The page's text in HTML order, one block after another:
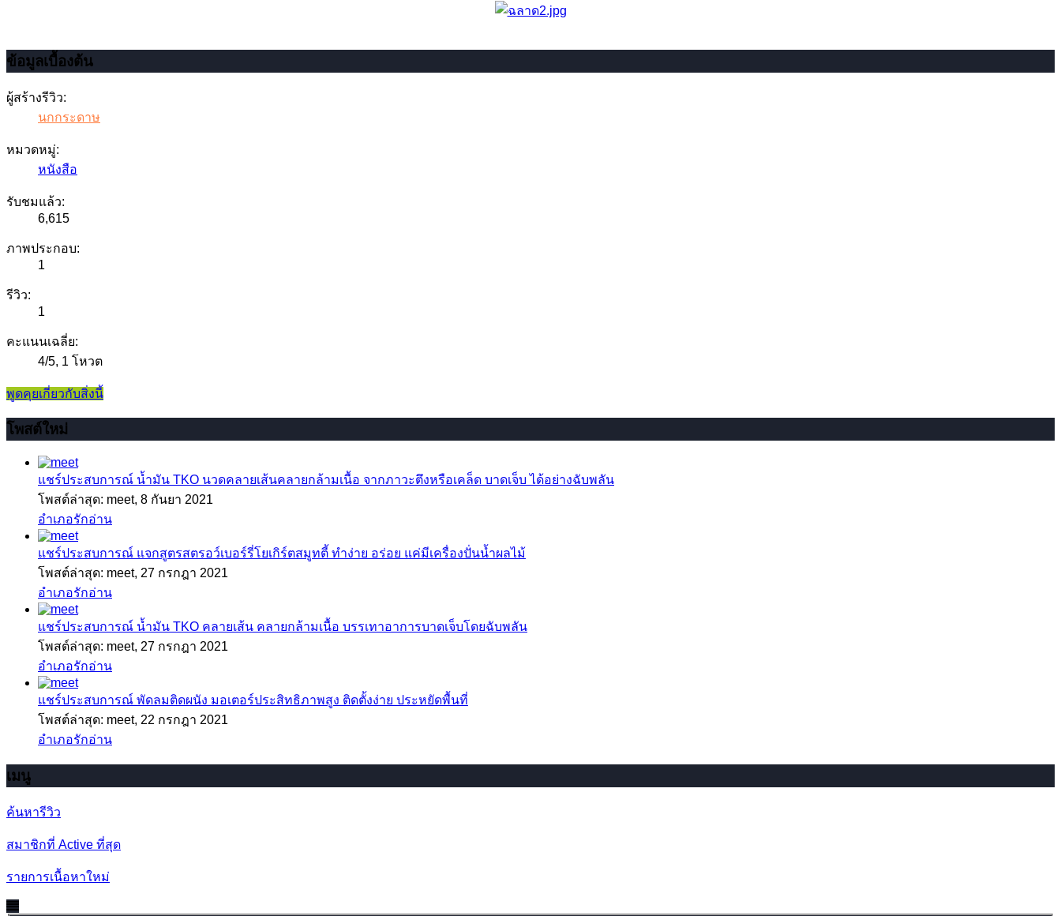
ข้อมูลเบื้องต้น
ผู้สร้างรีวิว:
นกกระดาษ
หมวดหมู่:
หนังสือ
รับชมแล้ว:
6,615
ภาพประกอบ:
1
รีวิว:
1
คะแนนเฉลี่ย:
4/5, 1 โหวต
พูดคุยเกี่ยวกับสิ่งนี้
โพสต์ใหม่
แชร์ประสบการณ์ น้ำมัน TKO นวดคลายเส้นคลายกล้ามเนื้อ จากภาวะตึงหรือเคล็ด บาดเจ็บ ได้อย่างฉับพลัน
โพสต์ล่าสุด: meet, 8 กันยา 2021
อำเภอรักอ่าน
แชร์ประสบการณ์ แจกสูตรสตรอว์เบอร์รี่โยเกิร์ตสมูทตี้ ทำง่าย อร่อย แค่มีเครื่องปั่นน้ำผลไม้
โพสต์ล่าสุด: meet, 27 กรกฎา 2021
อำเภอรักอ่าน
แชร์ประสบการณ์ น้ำมัน TKO คลายเส้น คลายกล้ามเนื้อ บรรเทาอาการบาดเจ็บโดยฉับพลัน
โพสต์ล่าสุด: meet, 27 กรกฎา 2021
อำเภอรักอ่าน
แชร์ประสบการณ์ พัดลมติดผนัง มอเตอร์ประสิทธิภาพสูง ติดตั้งง่าย ประหยัดพื้นที่
โพสต์ล่าสุด: meet, 22 กรกฎา 2021
อำเภอรักอ่าน
เมนู
ค้นหารีวิว
สมาชิกที่ Active ที่สุด
รายการเนื้อหาใหม่